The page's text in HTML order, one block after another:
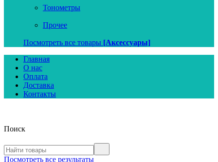
Тонометры
Прочее
Посмотреть все товары [Аксессуары]
Главная
О нас
Оплата
Доставка
Контакты
Поиск
Посмотреть все результаты